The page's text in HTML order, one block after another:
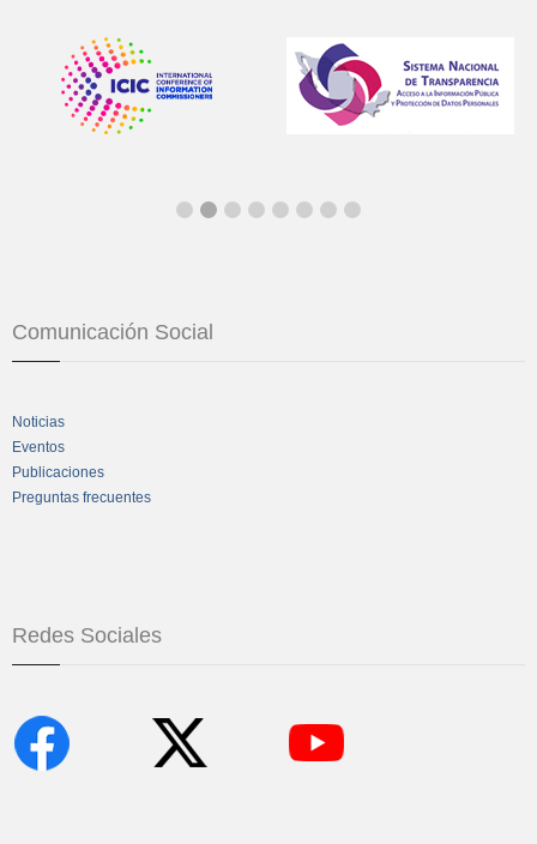
Comunicación Social
Noticias
Eventos
Publicaciones
Preguntas frecuentes
Redes Sociales